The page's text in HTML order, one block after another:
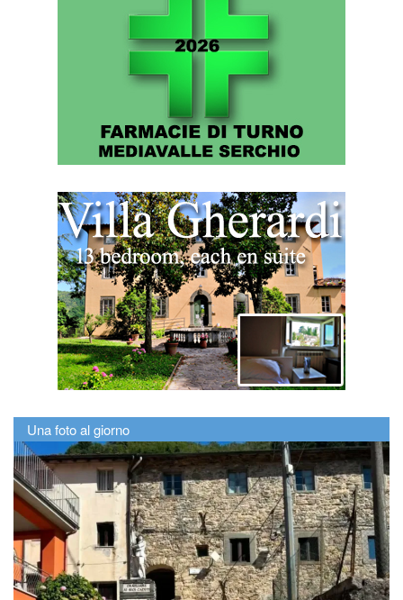
Una foto al giorno